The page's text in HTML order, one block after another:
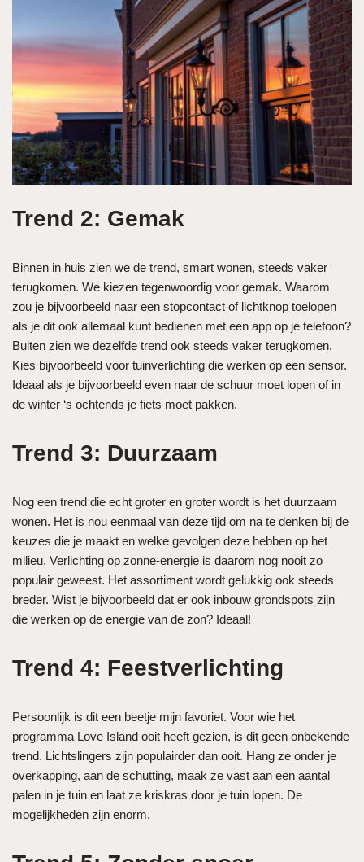
Trend 2: Gemak
Binnen in huis zien we de trend, smart wonen, steeds vaker
terugkomen. We kiezen tegenwoordig voor gemak. Waarom
zou je bijvoorbeeld naar een stopcontact of lichtknop toelopen
als je dit ook allemaal kunt bedienen met een app op je telefoon?
Buiten zien we dezelfde trend ook steeds vaker terugkomen.
Kies bijvoorbeeld voor tuinverlichting die werken op een sensor.
Ideaal als je bijvoorbeeld even naar de schuur moet lopen of in
de winter ‘s ochtends je fiets moet pakken.
Trend 3: Duurzaam
Nog een trend die echt groter en groter wordt is het duurzaam
wonen. Het is nou eenmaal van deze tijd om na te denken bij de
keuzes die je maakt en welke gevolgen deze hebben op het
milieu. Verlichting op zonne-energie is daarom nog nooit zo
populair geweest. Het assortiment wordt gelukkig ook steeds
breder. Wist je bijvoorbeeld dat er ook inbouw grondspots zijn
die werken op de energie van de zon? Ideaal!
Trend 4: Feestverlichting
Persoonlijk is dit een beetje mijn favoriet. Voor wie het
programma Love Island ooit heeft gezien, is dit geen onbekende
trend. Lichtslingers zijn populairder dan ooit. Hang ze onder je
overkapping, aan de schutting, maak ze vast aan een aantal
palen in je tuin en laat ze kriskras door je tuin lopen. De
mogelijkheden zijn enorm.